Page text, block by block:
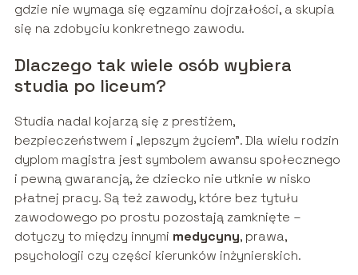
gdzie nie wymaga się egzaminu dojrzałości, a skupia
się na zdobyciu konkretnego zawodu.
Dlaczego tak wiele osób wybiera
studia po liceum?
Studia nadal kojarzą się z prestiżem,
bezpieczeństwem i „lepszym życiem”. Dla wielu rodzin
dyplom magistra jest symbolem awansu społecznego
i pewną gwarancją, że dziecko nie utknie w nisko
płatnej pracy. Są też zawody, które bez tytułu
zawodowego po prostu pozostają zamknięte –
dotyczy to między innymi medycyny, prawa,
psychologii czy części kierunków inżynierskich.